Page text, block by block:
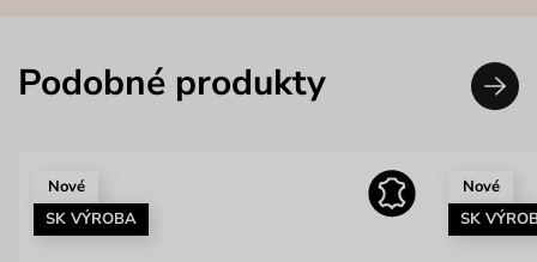
Podobné produkty
Nové
SK VÝROBA
Nové
SK